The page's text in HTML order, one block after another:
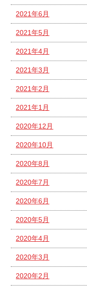
2021年6月
2021年5月
2021年4月
2021年3月
2021年2月
2021年1月
2020年12月
2020年10月
2020年8月
2020年7月
2020年6月
2020年5月
2020年4月
2020年3月
2020年2月